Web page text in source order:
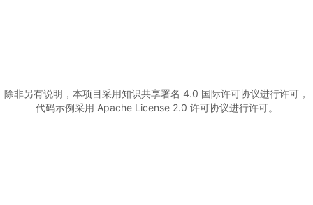
除非另有说明，本项目采用知识共享署名 4.0 国际许可协议进行许可，
代码示例采用 Apache License 2.0 许可协议进行许可。